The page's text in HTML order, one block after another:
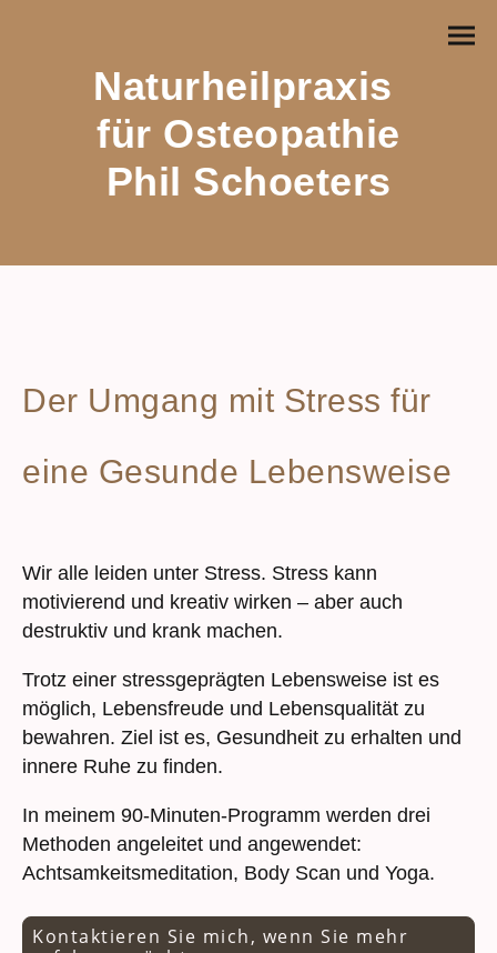
Naturheilpraxis
für Osteopathie
Phil Schoeters
Der Umgang mit Stress für
eine Gesunde Lebensweise
Wir alle leiden unter Stress. Stress kann
motivierend und kreativ wirken – aber auch
destruktiv und krank machen.
Trotz einer stressgeprägten Lebensweise ist es
möglich, Lebensfreude und Lebensqualität zu
bewahren. Ziel ist es, Gesundheit zu erhalten und
innere Ruhe zu finden.
In meinem 90-Minuten-Programm werden drei
Methoden angeleitet und angewendet:
Achtsamkeitsmeditation, Body Scan und Yoga.
Kontaktieren Sie mich, wenn Sie mehr